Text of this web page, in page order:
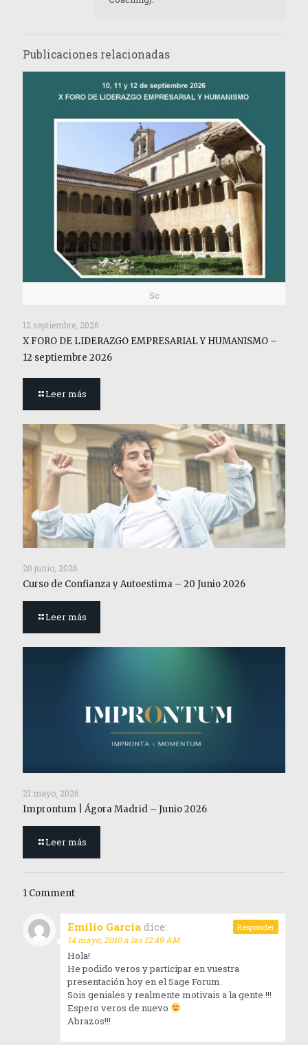
Publicaciones relacionadas
Sc
12 septiembre, 2026
X FORO DE LIDERAZGO EMPRESARIAL Y HUMANISMO –
12 septiembre 2026
Leer más
20 junio, 2026
Curso de Confianza y Autoestima – 20 Junio 2026
Leer más
21 mayo, 2026
Improntum | Ágora Madrid – Junio 2026
Leer más
1 Comment
Emilio Garcia dice:
14 mayo, 2010 a las 12:49 AM
Hola!
He podido veros y participar en vuestra
presentación hoy en el Sage Forum.
Sois geniales y realmente motivais a la gente !!!
Espero veros de nuevo
Abrazos!!!
Responder